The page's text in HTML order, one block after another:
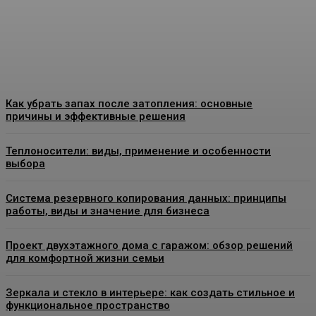
Как убрать запах после затопления: основные
причины и эффективные решения
Теплоносители: виды, применение и особенности
выбора
Система резервного копирования данных: принципы
работы, виды и значение для бизнеса
Проект двухэтажного дома с гаражом: обзор решений
для комфортной жизни семьи
Зеркала и стекло в интерьере: как создать стильное и
функциональное пространство